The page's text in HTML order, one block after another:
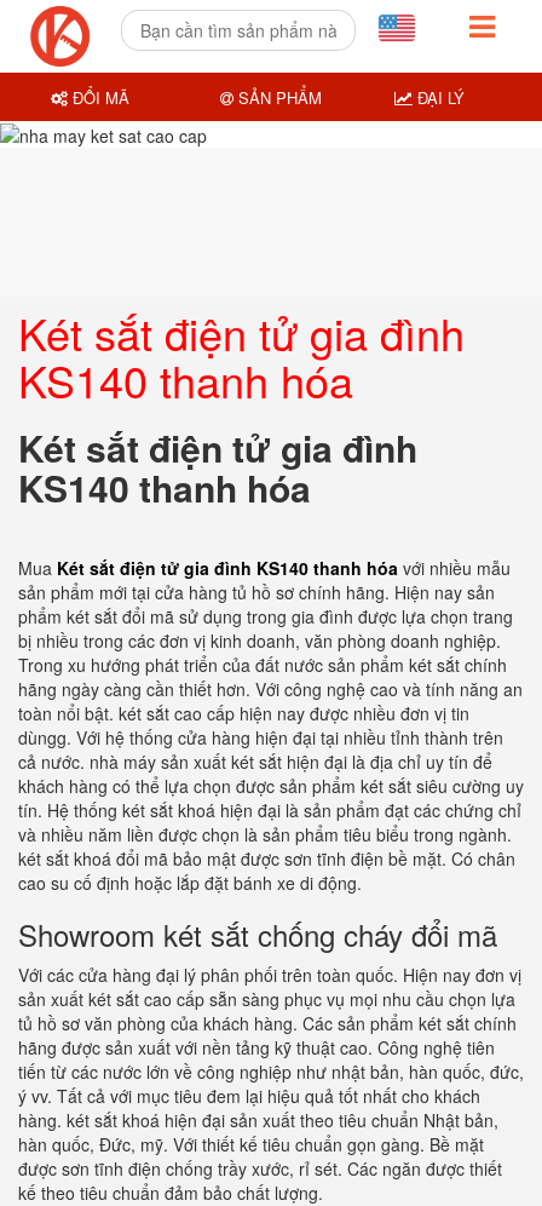
Két sắt điện tử gia đình
KS140 thanh hóa
Két sắt điện tử gia đình
KS140 thanh hóa
Mua Két sắt điện tử gia đình KS140 thanh hóa với nhiều mẫu
sản phẩm mới tại cửa hàng tủ hồ sơ chính hãng. Hiện nay sản
phẩm két sắt đổi mã sử dụng trong gia đình được lựa chọn trang
bị nhiều trong các đơn vị kinh doanh, văn phòng doanh nghiệp.
Trong xu hướng phát triển của đất nước sản phẩm két sắt chính
hãng ngày càng cần thiết hơn. Với công nghệ cao và tính năng an
toàn nổi bật. két sắt cao cấp hiện nay được nhiều đơn vị tin
dùngg. Với hệ thống cửa hàng hiện đại tại nhiều tỉnh thành trên
cả nước. nhà máy sản xuất két sắt hiện đại là địa chỉ uy tín để
khách hàng có thể lựa chọn được sản phẩm két sắt siêu cường uy
tín. Hệ thống két sắt khoá hiện đại là sản phẩm đạt các chứng chỉ
và nhiều năm liền được chọn là sản phẩm tiêu biểu trong ngành.
két sắt khoá đổi mã bảo mật được sơn tĩnh điện bề mặt. Có chân
cao su cố định hoặc lắp đặt bánh xe di động.
Showroom két sắt chống cháy đổi mã
Với các cửa hàng đại lý phân phối trên toàn quốc. Hiện nay đơn vị
sản xuất két sắt cao cấp sẵn sàng phục vụ mọi nhu cầu chọn lựa
tủ hồ sơ văn phòng của khách hàng. Các sản phẩm két sắt chính
hãng được sản xuất với nền tảng kỹ thuật cao. Công nghệ tiên
tiến từ các nước lớn về công nghiệp như nhật bản, hàn quốc, đức,
ý vv. Tất cả với mục tiêu đem lại hiệu quả tốt nhất cho khách
hàng. két sắt khoá hiện đại sản xuất theo tiêu chuẩn Nhật bản,
hàn quốc, Đức, mỹ. Với thiết kế tiêu chuẩn gọn gàng. Bề mặt
được sơn tĩnh điện chống trầy xước, rỉ sét. Các ngăn được thiết
kế theo tiêu chuẩn đảm bảo chất lượng.
ĐỔI MÃ SẢN PHẨM ĐẠI LÝ